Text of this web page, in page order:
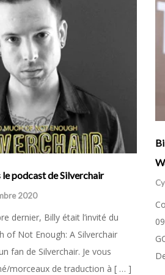
podcast de Silverchair
2020
dernier, Billy était l’invité du
of Not Enough: A Silverchair
fan de Silverchair. Je vous
morceaux de traduction à [ … ]